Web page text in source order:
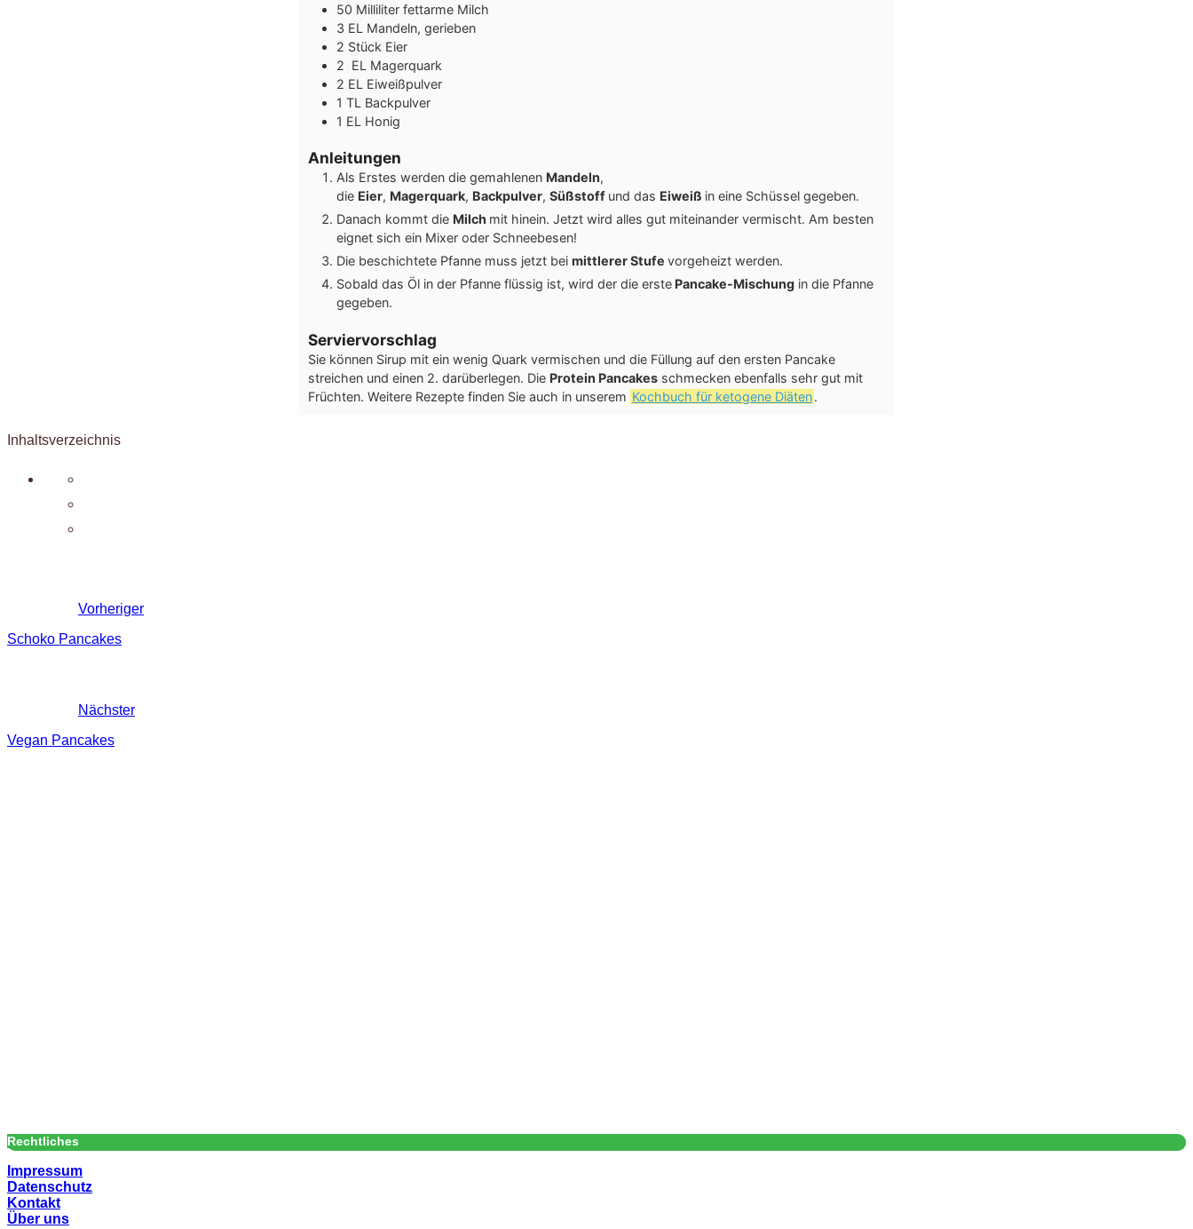
50 Milliliter fettarme Milch
3 EL Mandeln, gerieben
2 Stück Eier
2 EL Magerquark
2 EL Eiweißpulver
1 TL Backpulver
1 EL Honig
Anleitungen
Als Erstes werden die gemahlenen Mandeln,
die Eier, Magerquark, Backpulver, Süßstoff und das Eiweiß in eine Schüssel gegeben.
Danach kommt die Milch mit hinein. Jetzt wird alles gut miteinander vermischt. Am besten
eignet sich ein Mixer oder Schneebesen!
Die beschichtete Pfanne muss jetzt bei mittlerer Stufe vorgeheizt werden.
Sobald das Öl in der Pfanne flüssig ist, wird der die erste Pancake-Mischung in die Pfanne
gegeben.
Serviervorschlag
Sie können Sirup mit ein wenig Quark vermischen und die Füllung auf den ersten Pancake
streichen und einen 2. darüberlegen. Die Protein Pancakes schmecken ebenfalls sehr gut mit
Früchten. Weitere Rezepte finden Sie auch in unserem Kochbuch für ketogene Diäten.
Inhaltsverzeichnis
Vorheriger
Schoko Pancakes
Nächster
Vegan Pancakes
Rechtliches
Impressum
Datenschutz
Kontakt
Über uns